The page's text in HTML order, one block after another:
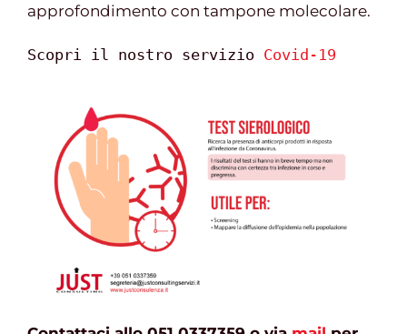
approfondimento con tampone molecolare.
Scopri il nostro servizio Covid-19